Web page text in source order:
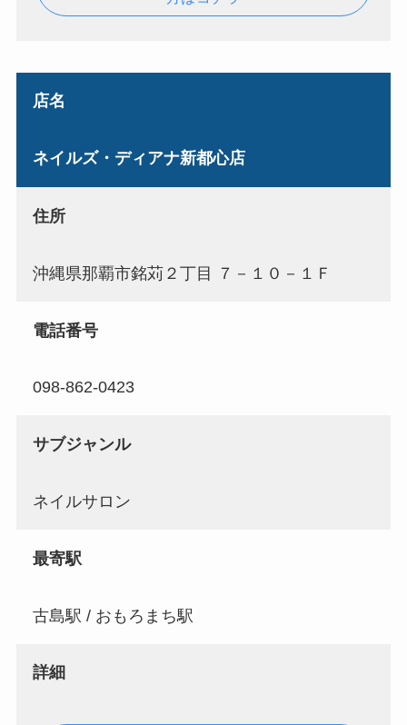
店名
ネイルズ・ディアナ新都心店
住所
沖縄県那覇市銘苅２丁目 ７－１０－１Ｆ
電話番号
098-862-0423
サブジャンル
ネイルサロン
最寄駅
古島駅 / おもろまち駅
詳細